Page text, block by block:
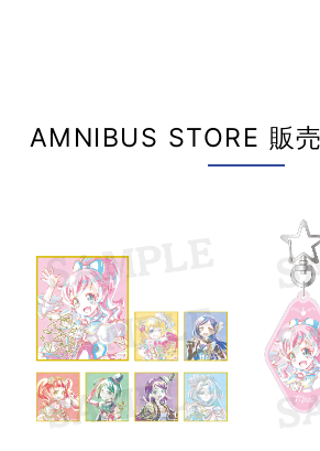
AMNIBUS STORE 販